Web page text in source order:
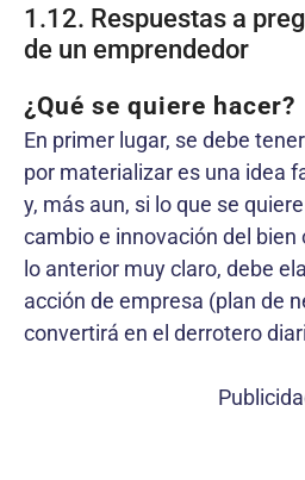
1.12. Respuestas a
de un emprendedor
¿Qué se quiere hacer?
En primer lugar, se debe
por materializar es una idea
y, más aun, si lo que se
cambio e innovación del bien
lo anterior muy claro, debe
acción de empresa (plan de
convertirá en el derrotero